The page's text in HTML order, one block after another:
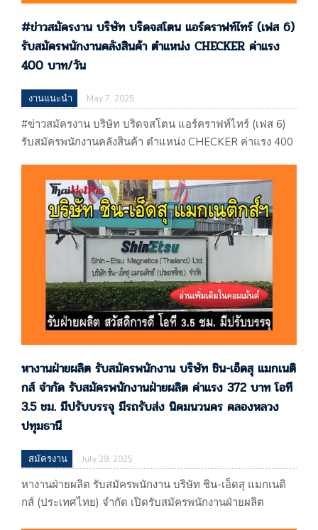
#ข่าวสมัครงาน บริษัท บริดจสโตน แอร์คราฟท์ไทร์ (เฟส 6)
รับสมัครพนักงานคลังสินค้า ตําแหน่ง CHECKER ค่าแรง
400 บาท/วัน
งานแนะนำ May 7, 2025
#ข่าวสมัครงาน บริษัท บริดจสโตน แอร์คราฟท์ไทร์ (เฟส 6)
รับสมัครพนักงานคลังสินค้า ตําแหน่ง CHECKER ค่าแรง 400
สมัครพนักงานคลังสินค้า ตําแหน่ง CHECKER ค่าแรง 400
บาท/วัน ประกาศเมือวันที่ 07 / 05 / 2568 …
หางานฝ่ายผลิต รับสมัครพนักงาน บริษัท ชิน-เอ็ดสุ แมกเนติ
กส์ จำกัด รับสมัครพนักงานฝ่ายผลิต ค่าแรง 372 บาท โอที
3.5 ชม. มีปรับบรรจุ มีรถรับส่ง นิคมนวนคร คลองหลวง
ปทุมธานี
สมัครงาน July 29, 2025
หางานฝ่ายผลิต รับสมัครพนักงาน บริษัท ชิน-เอ็ดสุ แมกเนติ
กส์ (ประเทศไทย) จำกัด เปิดรับสมัครพนักงานฝ่ายผลิต